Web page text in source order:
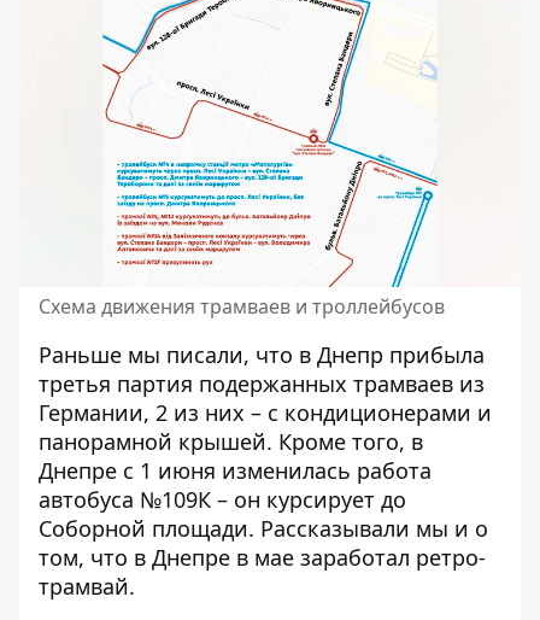
Схема движения трамваев и троллейбусов
Раньше мы писали, что в Днепр прибыла
третья партия подержанных трамваев из
Германии, 2 из них – с кондиционерами и
панорамной крышей. Кроме того, в
Днепре с 1 июня изменилась работа
автобуса №109К – он курсирует до
Соборной площади. Рассказывали мы и о
том, что в Днепре в мае заработал ретро-
трамвай.